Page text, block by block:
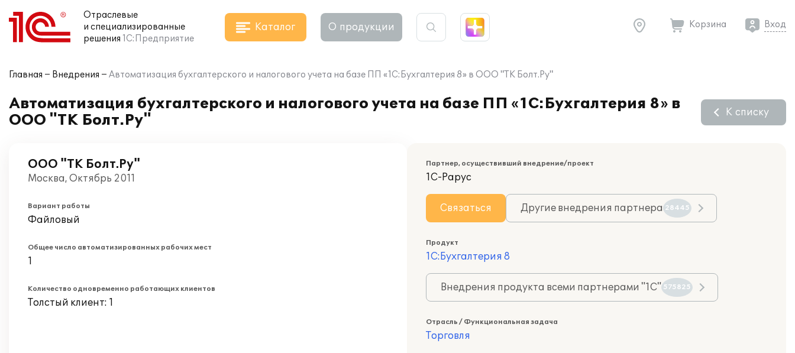
Отраслевые
и специализированные
решения 1С:Предприятие
Каталог О продукции Корзина Вход
Главная Внедрения Автоматизация бухгалтерского и налогового учета на базе ПП «1С:Бухгалтерия 8» в ООО "ТК Болт.Ру"
Автоматизация бухгалтерского и налогового учета на базе ПП «1С:Бухгалтерия 8» в
ООО "ТК Болт.Ру"
К списку
ООО "ТК Болт.Ру"
Москва, Октябрь 2011
Вариант работы
Файловый
Общее число автоматизированных рабочих мест
1
Количество одновременно работающих клиентов
Толстый клиент: 1
Партнер, осуществивший внедрение/проект
1С-Рарус
Связаться Другие внедрения партнера 28445
Продукт
1С:Бухгалтерия 8
Внедрения продукта всеми партнерами "1С" 575825
Отрасль / Функциональная задача
Торговля